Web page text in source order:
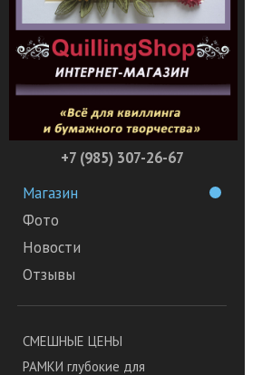
+7 (985) 307-26-67
Магазин
Фото
Новости
Отзывы
СМЕШНЫЕ ЦЕНЫ
РАМКИ глубокие для